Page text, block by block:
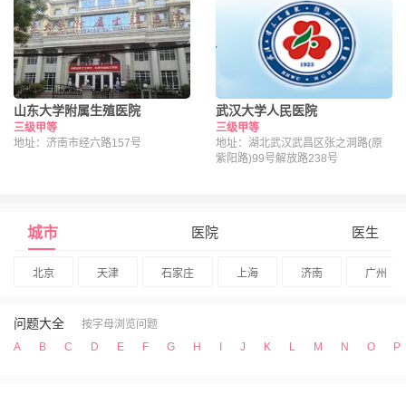
山东大学附属生殖医院
三级甲等
地址：济南市经六路157号
武汉大学人民医院
三级甲等
地址：湖北武汉武昌区张之洞路(原
紫阳路)99号解放路238号
城市 医院 医生
北京 天津 石家庄 上海 济南 广州
问题大全
按字母浏览问题
A
B C D E F G H J K L M N O P